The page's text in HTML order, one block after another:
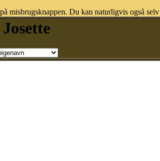
misbrugsknappen. Du kan naturligvis også selv
Josette